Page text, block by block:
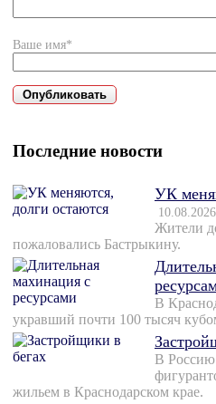
Ваше имя*
Последние новости
УК
10.08.2026
Жители
пожаловались Бастрыкину.
В
укравший почти 100 тысяч
В Россию
жильем в Краснодарском крае.